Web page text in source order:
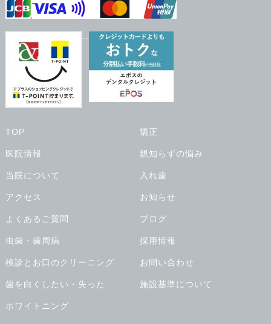
--
TOP
医院情報
当院について
アクセス
よくあるご質問
虫歯・歯周病
検診とお口のクリーニング
歯を白くしたい・失った
ホワイトニング
矯正
親知らずの悩み
入れ歯
お知らせ
ブログ
採用情報
お問い合わせ
施設基準について